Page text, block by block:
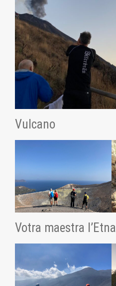
Vulcano
Votra maestra l’Etna